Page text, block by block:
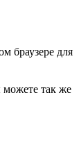
браузере для
так же